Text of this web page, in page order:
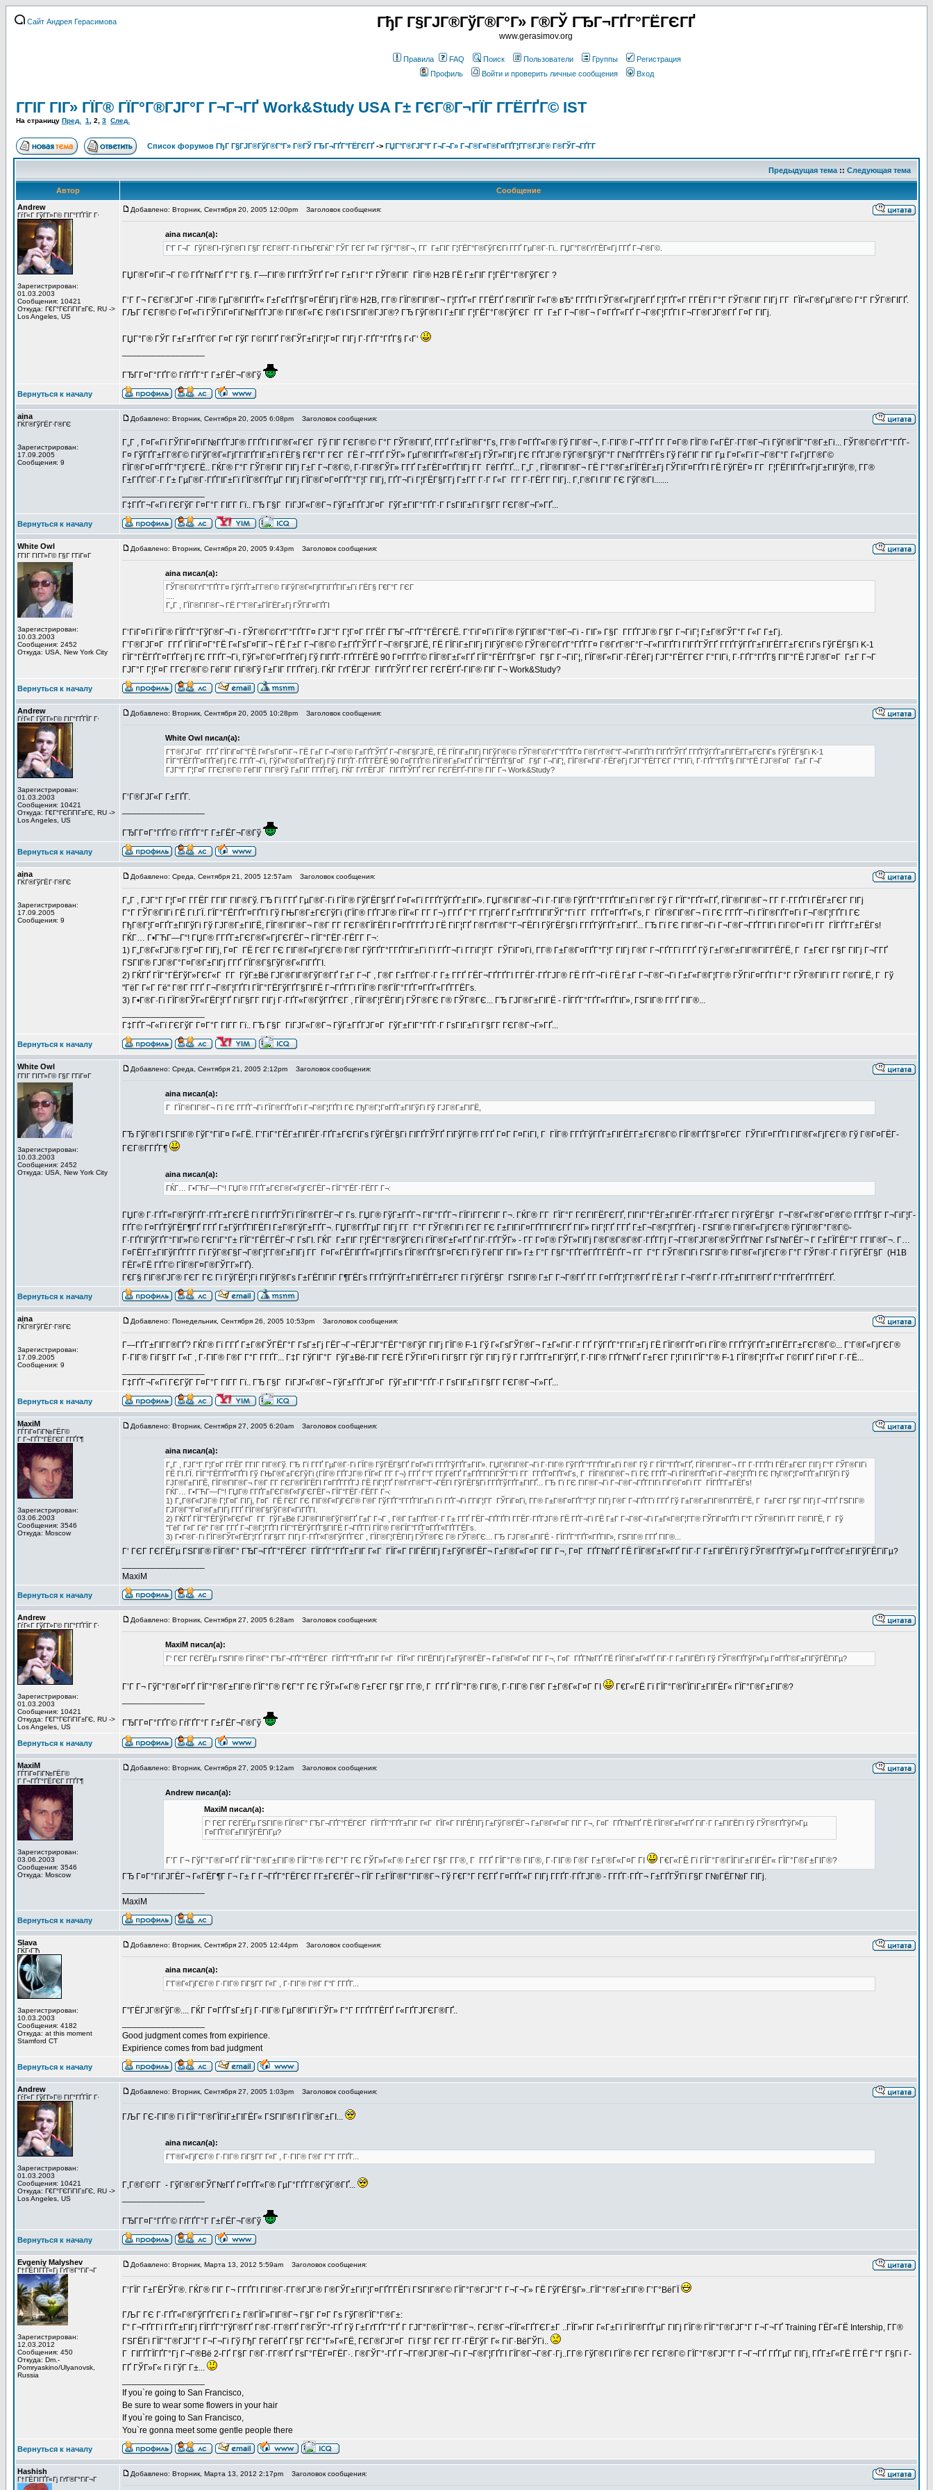
Сайт Андрея Герасимова ГђГ Г§ГЈГ®ГўГ®Г°Г» Г®ГЎ ГЂГ¬ГҐГ°ГЁГЄГҐ
www.gerasimov.org
Правила FAQ Поиск Пользователи Группы
Регистрация
Профиль
Войти и проверить личные сообщения Вход
ГГІГ ГІГ» ГЇГ® ГЇГ°Г®ГЈГ°Г Г¬Г¬ГҐ Work&Study USA Г± ГЄГ®Г¬ГЇГ Г­ГЁГҐГ© IST
На страницу Пред. 1 2 3 След.
Список форумов ГђГ Г§ГЈГ®ГўГ®Г°Г» Г®ГЎ ГЂГ¬ГҐГ°ГЁГЄГҐ-> ГЏГ°Г®ГЈГ°Г Г¬Г¬Г» Г¬Г®Г«Г®Г¤ГҐГ¦Г­Г®ГЈГ® Г®ГЎГ¬ГҐГ­Г
Предыдущая тема :: Следующая тема
Автор
Сообщение
Andrew
ГѓГ«Г ГўГ­Г»Г© ГІГ°ГҐГЇГ Г·
Зарегистрирован:
01.03.2003
Сообщения: 10421
Откуда: Г€Г°ГЄГіГІГ±ГЄ, RU ->
Los Angeles, US
Добавлено: Вторник, Сентября 20, 2005 12:00pm Заголовок сообщения:
aina писал(а):
Г‘Г Г¬Г ГўГ®ГІ-ГўГ®ГІ Г§Г ГЄГ®Г­Г·Гі ГЊГ€ГќГ’ ГЎГ ГЄГ Г«Г ГўГ°Г®Г¬, Г­Г Г±ГІГ Г¦ГЁГ°Г®ГўГЄГі Г­ГҐ ГµГ®Г·Гі.. ГЏГ°Г®ГґГЁГ«Гј Г­ГҐ Г¬Г®Г©.
ГЏГ®Г¤ГіГ¬Г Г© ГҐГ№ГҐ Г°Г Г§. Г—ГІГ® ГІГҐГЎГҐ Г¤Г Г±ГІ Г°Г ГЎГ®ГІГ ГЇГ® H2B ГЁ Г±ГІГ Г¦ГЁГ°Г®ГўГЄГ ?
Г‘Г Г¬ ГЄГ®ГЈГ¤Г -ГІГ® ГµГ®ГІГҐГ« Г±ГєГҐГ§Г¤ГЁГІГј ГЇГ® H2B, Г­Г® ГЇГ®ГІГ®Г¬ Г¦ГҐГ«Г Г­ГЁГҐ Г®ГІГЇГ Г«Г® вЂ“ Г­ГҐГІ ГЎГ®Г«ГјГёГҐ Г¦ГҐГ«Г Г­ГЁГї Г°Г ГЎГ®ГІГ ГІГј Г­Г ГЇГ«Г®ГµГ®Г© Г°Г ГЎГ®ГІГҐ.
ГЉГ ГЄГ®Г© Г¤Г«Гї ГЎГіГ¤ГіГ№ГҐГЈГ® ГІГ®Г«ГЄ Г®ГІ ГЅГІГ®ГЈГ®? ГЂ ГўГ®ГІ Г±ГІГ Г¦ГЁГ°Г®ГўГЄГ Г­Г Г±Г Г¬Г®Г¬ Г¤ГҐГ«ГҐ Г¬Г®Г¦ГҐГІ Г¬Г­Г®ГЈГ®ГҐ Г¤Г ГІГј.
ГЏГ°Г® ГЎГ Г±Г±ГҐГ©Г­ Г¤Г ГўГ Г©ГІГҐ Г®ГЎГ±ГіГ¦Г¤Г ГІГј Г·ГҐГ°ГҐГ§ Г‹Г‘
ГЂГ­Г¤Г°ГҐГ© ГѓГҐГ°Г Г±ГЁГ¬Г®Гў
Вернуться к началу
aina
ГЌГ®ГўГЁГ·Г®ГЄ
Зарегистрирован:
17.09.2005
Сообщения: 9
Добавлено: Вторник, Сентября 20, 2005 6:08pm Заголовок сообщения:
Г„Г , Г¤Г«Гї ГЎГіГ¤ГіГ№ГҐГЈГ® Г­ГҐГІ ГІГ®Г«ГЄГ Гў ГІГ ГЄГ®Г© Г°Г ГЎГ®ГІГҐ, Г­ГҐ Г±ГЇГ®Г°Гѕ, Г­Г® Г¤ГҐГ«Г® Гў ГІГ®Г¬, Г·ГІГ® Г¬Г­ГҐ Г­Г Г¤Г® ГЇГ® Г«ГЁГ·Г­Г®Г¬Гі ГўГ®ГЇГ°Г®Г±Гі... ГЎГ®Г©ГґГ°ГҐГ­
Г¤ ГўГҐГ±Г­Г®Г© ГіГўГ®Г«ГјГ­ГїГҐГІГ±Гї ГЁГ§ Г€Г°Г ГЄГ ГЁ Г¬Г­ГҐ ГЎГ» ГµГ®ГІГҐГ«Г®Г±Гј ГЎГ»ГІГј ГЄ ГҐГЈГ® ГўГ®Г§ГўГ°Г Г№ГҐГ­ГЁГѕ Гў ГёГІГ ГІГ Гµ Г¤Г«Гї Г¬Г®Г°Г Г«ГјГ­Г®Г©
ГЇГ®Г¤Г¤ГҐГ°Г¦ГЄГЁ.. ГЌГ® Г°Г ГЎГ®ГІГ ГІГј Г±Г Г¬Г®Г©, Г·ГІГ®ГЎГ» Г­ГҐ Г±ГЁГ¤ГҐГІГј Г­Г ГёГҐГҐ... Г„Г , ГЇГ®ГІГ®Г¬ ГЁ Г°Г®Г±ГЇГЁГ±Гј ГЎГіГ¤ГҐГІ ГЁ ГўГЁГ¤ Г­Г Г¦ГЁГІГҐГ«ГјГ±ГІГўГ®, Г­Г®
Г±ГҐГ©Г·Г Г± ГµГ®Г·ГҐГІГ±Гї ГЇГ®ГҐГµГ ГІГј ГЇГ®Г¤Г¤ГҐГ°Г¦Г ГІГј, ГҐГ¬Гі Г¦ГЁГ§Г­Гј Г±Г­Г Г·Г Г«Г Г­Г Г·ГЁГ­Г ГІГј.. Г‚Г®ГІ ГІГ ГЄ ГўГ®ГІ.......
Г‡ГҐГ¬Г«Гї ГЄГўГ Г¤Г°Г ГІГ­Г Гї.. ГЂ Г§Г ГіГЈГ«Г®Г¬ ГўГ±ГҐГЈГ¤Г ГўГ±ГІГ°ГҐГ·Г ГѕГІГ±Гї Г§Г­Г ГЄГ®Г¬Г»ГҐ...
Вернуться к началу
White Owl
ГГІГ ГІГ­Г»Г© Г§Г Г­ГіГ¤Г
Зарегистрирован:
10.03.2003
Сообщения: 2452
Откуда: USA, New York City
Добавлено: Вторник, Сентября 20, 2005 9:43pm Заголовок сообщения:
aina писал(а):
ГЎГ®Г©ГґГ°ГҐГ­Г¤ ГўГҐГ±Г­Г®Г© ГіГўГ®Г«ГјГ­ГїГҐГІГ±Гї ГЁГ§ Г€Г°Г ГЄГ
Г„Г , ГЇГ®ГІГ®Г¬ ГЁ Г°Г®Г±ГЇГЁГ±Гј ГЎГіГ¤ГҐГІ
Г‘ГіГ¤Гї ГЇГ® ГЇГҐГ°ГўГ®Г¬Гі - ГЎГ®Г©ГґГ°ГҐГ­Г¤ ГЈГ°Г Г¦Г¤Г Г­ГЁГ­ ГЂГ¬ГҐГ°ГЁГЄГЁ. Г‘ГіГ¤Гї ГЇГ® ГўГІГ®Г°Г®Г¬Гі - ГІГ» Г§Г Г­ГҐГЈГ® Г§Г Г¬ГіГ¦ Г±Г®ГЎГ°Г Г«Г Г±Гј.
Г’Г®ГЈГ¤Г Г­ГҐ ГЇГіГ¤Г°ГЁ Г«ГѕГ¤ГїГ¬ ГЁ Г±Г Г¬Г®Г© Г±ГҐГЎГҐ Г¬Г®Г§ГЈГЁ, ГЁ ГЇГіГ±ГІГј ГІГўГ®Г© ГЎГ®Г©ГґГ°ГҐГ­Г¤ Г®ГґГ®Г°Г¬Г«ГїГҐГІ ГІГҐГЎГҐ Г­ГҐГўГҐГ±ГІГЁГ­Г±ГЄГіГѕ ГўГЁГ§Гі K-1
ГЇГ°ГЁГҐГ¤ГҐГёГј ГЄ Г­ГҐГ¬Гі, ГўГ»Г©Г¤ГҐГёГј Гў ГІГҐГ·ГҐГ­ГЁГЁ 90 Г¤Г­ГҐГ© ГЇГ®Г±Г«ГҐ ГЇГ°ГЁГҐГ§Г¤Г Г§Г Г¬ГіГ¦, ГЇГ®Г«ГіГ·ГЁГёГј ГЈГ°ГЁГ­ГЄГ Г°ГІГі, Г·ГҐГ°ГҐГ§ ГІГ°ГЁ ГЈГ®Г¤Г Г±Г Г¬Г
ГЈГ°Г Г¦Г¤Г Г­ГЄГ®Г© ГёГІГ ГІГ®Гў Г±ГІГ Г­ГҐГёГј. ГЌГ ГґГЁГЈГ ГІГҐГЎГҐ ГЄГ ГЄГЁГҐ-ГІГ® ГІГ Г¬ Work&Study?
Вернуться к началу
Andrew
ГѓГ«Г ГўГ­Г»Г© ГІГ°ГҐГЇГ Г·
Зарегистрирован:
01.03.2003
Сообщения: 10421
Откуда: Г€Г°ГЄГіГІГ±ГЄ, RU ->
Los Angeles, US
Добавлено: Вторник, Сентября 20, 2005 10:28pm Заголовок сообщения:
White Owl писал(а):
Г’Г®ГЈГ¤Г Г­ГҐ ГЇГіГ¤Г°ГЁ Г«ГѕГ¤ГїГ¬ ГЁ Г±Г Г¬Г®Г© Г±ГҐГЎГҐ Г¬Г®Г§ГЈГЁ, ГЁ ГЇГіГ±ГІГј ГІГўГ®Г© ГЎГ®Г©ГґГ°ГҐГ­Г¤ Г®ГґГ®Г°Г¬Г«ГїГҐГІ ГІГҐГЎГҐ Г­ГҐГўГҐГ±ГІГЁГ­Г±ГЄГіГѕ ГўГЁГ§Гі K-1
ГЇГ°ГЁГҐГ¤ГҐГёГј ГЄ Г­ГҐГ¬Гі, ГўГ»Г©Г¤ГҐГёГј Гў ГІГҐГ·ГҐГ­ГЁГЁ 90 Г¤Г­ГҐГ© ГЇГ®Г±Г«ГҐ ГЇГ°ГЁГҐГ§Г¤Г Г§Г Г¬ГіГ¦, ГЇГ®Г«ГіГ·ГЁГёГј ГЈГ°ГЁГ­ГЄГ Г°ГІГі, Г·ГҐГ°ГҐГ§ ГІГ°ГЁ ГЈГ®Г¤Г Г±Г Г¬Г
ГЈГ°Г Г¦Г¤Г Г­ГЄГ®Г© ГёГІГ ГІГ®Гў Г±ГІГ Г­ГҐГёГј. ГЌГ ГґГЁГЈГ ГІГҐГЎГҐ ГЄГ ГЄГЁГҐ-ГІГ® ГІГ Г¬ Work&Study?
Г‘Г®ГЈГ«Г Г±ГҐГ­.
ГЂГ­Г¤Г°ГҐГ© ГѓГҐГ°Г Г±ГЁГ¬Г®Гў
Вернуться к началу
aina
ГЌГ®ГўГЁГ·Г®ГЄ
Зарегистрирован:
17.09.2005
Сообщения: 9
Добавлено: Среда, Сентября 21, 2005 12:57am Заголовок сообщения:
Г„Г , ГЈГ°Г Г¦Г¤Г Г­ГЁГ­ ГГІГ ГІГ®Гў. ГЂ Гї Г­ГҐ ГµГ®Г·Гі ГЇГ® ГўГЁГ§ГҐ Г¤Г«Гї Г­ГҐГўГҐГ±ГІГ». ГЏГ®ГІГ®Г¬Гі Г·ГІГ® ГўГҐГ°Г­ГҐГІГ±Гї Г®Г­ Гў Г ГЇГ°ГҐГ«ГҐ, ГЇГ®ГІГ®Г¬ Г­Г Г·Г­ГҐГІ ГЁГ±ГЄГ ГІГј
Г°Г ГЎГ®ГІГі ГЁ ГІ.ГЇ. ГЇГ°ГЁГҐГ¤ГҐГІ Гў ГЊГ®Г±ГЄГўГі (ГЇГ® ГҐГЈГ® ГЇГ«Г Г­Г Г¬) Г­ГҐ Г°Г Г­ГјГёГҐ Г±ГҐГ­ГІГїГЎГ°Гї Г­Г Г­ГҐГ¤ГҐГ«Гѕ, Г ГЇГ®ГІГ®Г¬ Гї ГЄ Г­ГҐГ¬Гі ГЇГ®ГҐГ¤Гі Г¬Г®Г¦ГҐГІ ГЄ
ГђГ®Г¦Г¤ГҐГ±ГІГўГі Гў ГЈГ®Г±ГІГЁ, ГЇГ®ГІГ®Г¬ Г®Г­ Г­Г ГЄГ®ГЇГЁГІ Г¤ГҐГ­ГҐГЈ ГЁ ГіГ¦ГҐ Г®ГґГ®Г°Г¬ГЁГІ ГўГЁГ§Гі Г­ГҐГўГҐГ±ГІГҐ... ГЂ Гї ГЄ ГІГ®Г¬Гі Г¬Г®Г¬ГҐГ­ГІГі ГіГ©Г¤Гі Г­Г ГЇГҐГ­Г±ГЁГѕ!
ГЌГ… Г•ГЋГ—Г“! ГЏГ® Г­ГҐГ±ГЄГ®Г«ГјГЄГЁГ¬ ГЇГ°ГЁГ·ГЁГ­Г Г¬:
1) Г„Г®Г«ГЈГ® Г¦Г¤Г ГІГј, Г¤Г ГЁ ГЄГ ГЄ ГІГ®Г«ГјГЄГ® Г®Г­ ГўГҐГ°Г­ГҐГІГ±Гї Гї ГҐГ¬Гі Г­ГіГ¦Г­Г ГЎГіГ¤Гі, Г­Г® Г±Г®Г¤ГҐГ°Г¦Г ГІГј Г®Г­ Г¬ГҐГ­Гї Г­ГҐ Гў Г±Г®Г±ГІГ®ГїГ­ГЁГЁ, Г Г±ГЄГ Г§Г ГІГј Г¬Г­ГҐ
ГЅГІГ® ГЈГ®Г°Г¤Г®Г±ГІГј Г­ГҐ ГЇГ®Г§ГўГ®Г«ГїГҐГІ.
2) ГЌГҐ ГЇГ°ГЁГўГ»ГЄГ«Г Г­Г ГўГ±Вё ГЈГ®ГІГ®ГўГ®ГҐ Г±Г Г¬Г , Г®Г­ Г±ГҐГ©Г·Г Г± Г­ГҐ ГЁГ¬ГҐГҐГІ Г­ГЁГ·ГҐГЈГ® ГЁ ГҐГ¬Гі ГЁ Г±Г Г¬Г®Г¬Гі Г±Г«Г®Г¦Г­Г® ГЎГіГ¤ГҐГІ Г°Г ГЎГ®ГІГі Г­Г Г©ГІГЁ, Г Гў
"ГёГ Г«Г Гё" Г®Г­ Г­ГҐ Г¬Г®Г¦ГҐГІ ГЇГ°ГЁГўГҐГ§ГІГЁ Г¬ГҐГ­Гї ГЇГ® Г®ГЇГ°ГҐГ¤ГҐГ«ГҐГ­ГЁГѕ.
3) Г•Г®Г·Гі ГЇГ®ГЎГ«ГЁГ¦ГҐ ГіГ§Г­Г ГІГј Г·ГҐГ«Г®ГўГҐГЄГ , ГЇГ®Г¦ГЁГІГј ГЎГ®ГЄ Г® ГЎГ®ГЄ... ГЂ ГЈГ®Г±ГІГЁ - ГЇГҐГ°ГҐГ«ГҐГІГ», ГЅГІГ® Г­ГҐ ГІГ®...
Г‡ГҐГ¬Г«Гї ГЄГўГ Г¤Г°Г ГІГ­Г Гї.. ГЂ Г§Г ГіГЈГ«Г®Г¬ ГўГ±ГҐГЈГ¤Г ГўГ±ГІГ°ГҐГ·Г ГѕГІГ±Гї Г§Г­Г ГЄГ®Г¬Г»ГҐ...
Вернуться к началу
White Owl
ГГІГ ГІГ­Г»Г© Г§Г Г­ГіГ¤Г
Зарегистрирован:
10.03.2003
Сообщения: 2452
Откуда: USA, New York City
Добавлено: Среда, Сентября 21, 2005 2:12pm Заголовок сообщения:
aina писал(а):
Г ГЇГ®ГІГ®Г¬ Гї ГЄ Г­ГҐГ¬Гі ГЇГ®ГҐГ¤Гі Г¬Г®Г¦ГҐГІ ГЄ ГђГ®Г¦Г¤ГҐГ±ГІГўГі Гў ГЈГ®Г±ГІГЁ,
ГЂ ГўГ®ГІ ГЅГІГ® ГўГ°ГїГ¤ Г«ГЁ. Г’ГіГ°ГЁГ±ГІГЁГ·ГҐГ±ГЄГіГѕ ГўГЁГ§Гі ГІГҐГЎГҐ ГїГўГ­Г® Г­ГҐ Г¤Г Г¤ГіГІ, Г ГЇГ® Г­ГҐГўГҐГ±ГІГЁГ­Г±ГЄГ®Г© ГЇГ®ГҐГ§Г¤ГЄГ ГЎГіГ¤ГҐГІ ГІГ®Г«ГјГЄГ® Гў Г®Г¤ГЁГ­
ГЄГ®Г­ГҐГ¶
aina писал(а):
ГЌГ… Г•ГЋГ—Г“! ГЏГ® Г­ГҐГ±ГЄГ®Г«ГјГЄГЁГ¬ ГЇГ°ГЁГ·ГЁГ­Г Г¬:
ГЏГ® Г·ГҐГ«Г®ГўГҐГ·ГҐГ±ГЄГЁ Гї ГІГҐГЎГї ГЇГ®Г­ГЁГ¬Г Гѕ. ГЏГ® ГўГ±ГҐГ¬ ГІГ°ГҐГ¬ ГЇГіГ­ГЄГІГ Г¬. ГЌГ® Г­Г ГЇГ°Г ГЄГІГЁГЄГҐ, ГІГіГ°ГЁГ±ГІГЁГ·ГҐГ±ГЄГ Гї ГўГЁГ§Г Г¬Г®Г«Г®Г¤Г®Г© Г­ГҐГ§Г Г¬ГіГ¦Г­
ГҐГ© Г¤ГҐГўГЁГ¶ГҐ Г­ГҐ Г±ГўГҐГІГЁГІ Г±Г®ГўГ±ГҐГ¬. ГЏГ®ГҐГµГ ГІГј Г­Г Г°Г ГЎГ®ГІГі ГЄГ ГЄ Г±ГІГіГ¤ГҐГ­ГІГЄГҐ ГІГ» ГіГ¦ГҐ Г­ГҐ Г±Г¬Г®Г¦ГҐГёГј - ГЅГІГ® ГІГ®Г«ГјГЄГ® ГўГІГ®Г°Г®Г©-
Г·ГҐГІГўГҐГ°ГІГ»Г© ГЄГіГ°Г± ГЇГ°ГЁГ­ГЁГ¬Г ГѕГІ. ГЌГ Г±ГІГ Г¦ГЁГ°Г®ГўГЄГі ГЇГ®Г±Г«ГҐ ГіГ·ГҐГЎГ» - Г­Г Г¤Г® ГЎГ»ГІГј Г®Г®Г®Г®Г·ГҐГ­Гј Г¬Г­Г®ГЈГ®Г®ГЎГҐГ№Г ГѕГ№ГЁГ¬ Г Г±ГЇГЁГ°Г Г­ГІГ®Г¬. Г…
Г¤ГЁГ­Г±ГІГўГҐГ­Г­Г Гї ГўГ®Г§Г¬Г®Г¦Г­Г®Г±ГІГј Г­Г Г¤Г«ГЁГІГҐГ«ГјГ­ГіГѕ ГЇГ®ГҐГ§Г¤ГЄГі Гў ГёГІГ ГІГ» Г± Г°Г Г§Г°ГҐГёГҐГ­ГЁГҐГ¬ Г­Г Г°Г ГЎГ®ГІГі ГЅГІГ® ГІГ®Г«ГјГЄГ® Г°Г ГЎГ®Г·Г Гї ГўГЁГ§Г (H1B
ГЁГ«ГЁ ГҐГ© ГЇГ®Г¤Г®ГЎГ­Г»ГҐ).
Г€Г§ ГІГ®ГЈГ® ГЄГ ГЄ Гї ГўГЁГ¦Гі ГІГўГ®Гѕ Г±ГЁГІГіГ Г¶ГЁГѕ Г­ГҐГўГҐГ±ГІГЁГ­Г±ГЄГ Гї ГўГЁГ§Г ГЅГІГ® Г±Г Г¬Г®ГҐ Г­Г Г¤ГҐГ¦Г­Г®ГҐ ГЁ Г±Г Г¬Г®ГҐ Г·ГҐГ±ГІГ­Г®ГҐ Г°ГҐГёГҐГ­ГЁГҐ.
Вернуться к началу
aina
ГЌГ®ГўГЁГ·Г®ГЄ
Зарегистрирован:
17.09.2005
Сообщения: 9
Добавлено: Понедельник, Сентября 26, 2005 10:53pm Заголовок сообщения:
Г—ГҐГ±ГІГ­Г®ГҐ? ГЌГ® Гї Г­ГҐ Г±Г®ГЎГЁГ°Г ГѕГ±Гј ГЁГ¬Г¬ГЁГЈГ°ГЁГ°Г®ГўГ ГІГј ГЇГ® F-1 Гў Г«ГѕГЎГ®Г¬ Г±Г«ГіГ·Г ГҐ ГўГҐГ°Г­ГіГ±Гј ГЁ ГЇГ®ГҐГ¤Гі ГЇГ® Г­ГҐГўГҐГ±ГІГЁГ­Г±ГЄГ®Г©... Г’Г®Г«ГјГЄГ®
Г·ГІГ® ГіГ§Г­Г Г«Г , Г·ГІГ® Г®Г­ Г°Г Г­ГҐГ­... Г‡Г ГўГІГ°Г ГўГ±Вё-ГІГ ГЄГЁ ГЎГіГ¤Гі ГіГ§Г­Г ГўГ ГІГј Гў Г ГЈГҐГ­Г±ГІГўГҐ, Г·ГІГ® ГҐГ№ГҐ Г±ГЄГ Г¦ГіГІ ГЇГ°Г® F-1 ГЇГ®Г¦ГҐГ«Г Г©ГІГҐ ГіГ¤Г Г·ГЁ...
Г‡ГҐГ¬Г«Гї ГЄГўГ Г¤Г°Г ГІГ­Г Гї.. ГЂ Г§Г ГіГЈГ«Г®Г¬ ГўГ±ГҐГЈГ¤Г ГўГ±ГІГ°ГҐГ·Г ГѕГІГ±Гї Г§Г­Г ГЄГ®Г¬Г»ГҐ...
Вернуться к началу
MaxiM
ГЃГіГ¤ГіГ№ГЁГ©
Г Г¬ГҐГ°ГЁГЄГ Г­ГҐГ¶
Зарегистрирован:
03.06.2003
Сообщения: 3546
Откуда: Moscow
Добавлено: Вторник, Сентября 27, 2005 6:20am Заголовок сообщения:
aina писал(а):
Г„Г , ГЈГ°Г Г¦Г¤Г Г­ГЁГ­ ГГІГ ГІГ®Гў. ГЂ Гї Г­ГҐ ГµГ®Г·Гі ГЇГ® ГўГЁГ§ГҐ Г¤Г«Гї Г­ГҐГўГҐГ±ГІГ». ГЏГ®ГІГ®Г¬Гі Г·ГІГ® ГўГҐГ°Г­ГҐГІГ±Гї Г®Г­ Гў Г ГЇГ°ГҐГ«ГҐ, ГЇГ®ГІГ®Г¬ Г­Г Г·Г­ГҐГІ ГЁГ±ГЄГ ГІГј Г°Г ГЎГ®ГІГі
ГЁ ГІ.ГЇ. ГЇГ°ГЁГҐГ¤ГҐГІ Гў ГЊГ®Г±ГЄГўГі (ГЇГ® ГҐГЈГ® ГЇГ«Г Г­Г Г¬) Г­ГҐ Г°Г Г­ГјГёГҐ Г±ГҐГ­ГІГїГЎГ°Гї Г­Г Г­ГҐГ¤ГҐГ«Гѕ, Г ГЇГ®ГІГ®Г¬ Гї ГЄ Г­ГҐГ¬Гі ГЇГ®ГҐГ¤Гі Г¬Г®Г¦ГҐГІ ГЄ ГђГ®Г¦Г¤ГҐГ±ГІГўГі Гў
ГЈГ®Г±ГІГЁ, ГЇГ®ГІГ®Г¬ Г®Г­ Г­Г ГЄГ®ГЇГЁГІ Г¤ГҐГ­ГҐГЈ ГЁ ГіГ¦ГҐ Г®ГґГ®Г°Г¬ГЁГІ ГўГЁГ§Гі Г­ГҐГўГҐГ±ГІГҐ... ГЂ Гї ГЄ ГІГ®Г¬Гі Г¬Г®Г¬ГҐГ­ГІГі ГіГ©Г¤Гі Г­Г ГЇГҐГ­Г±ГЁГѕ!
ГЌГ… Г•ГЋГ—Г“! ГЏГ® Г­ГҐГ±ГЄГ®Г«ГјГЄГЁГ¬ ГЇГ°ГЁГ·ГЁГ­Г Г¬:
1) Г„Г®Г«ГЈГ® Г¦Г¤Г ГІГј, Г¤Г ГЁ ГЄГ ГЄ ГІГ®Г«ГјГЄГ® Г®Г­ ГўГҐГ°Г­ГҐГІГ±Гї Гї ГҐГ¬Гі Г­ГіГ¦Г­Г ГЎГіГ¤Гі, Г­Г® Г±Г®Г¤ГҐГ°Г¦Г ГІГј Г®Г­ Г¬ГҐГ­Гї Г­ГҐ Гў Г±Г®Г±ГІГ®ГїГ­ГЁГЁ, Г Г±ГЄГ Г§Г ГІГј Г¬Г­ГҐ ГЅГІГ®
ГЈГ®Г°Г¤Г®Г±ГІГј Г­ГҐ ГЇГ®Г§ГўГ®Г«ГїГҐГІ.
2) ГЌГҐ ГЇГ°ГЁГўГ»ГЄГ«Г Г­Г ГўГ±Вё ГЈГ®ГІГ®ГўГ®ГҐ Г±Г Г¬Г , Г®Г­ Г±ГҐГ©Г·Г Г± Г­ГҐ ГЁГ¬ГҐГҐГІ Г­ГЁГ·ГҐГЈГ® ГЁ ГҐГ¬Гі ГЁ Г±Г Г¬Г®Г¬Гі Г±Г«Г®Г¦Г­Г® ГЎГіГ¤ГҐГІ Г°Г ГЎГ®ГІГі Г­Г Г©ГІГЁ, Г Гў
"ГёГ Г«Г Гё" Г®Г­ Г­ГҐ Г¬Г®Г¦ГҐГІ ГЇГ°ГЁГўГҐГ§ГІГЁ Г¬ГҐГ­Гї ГЇГ® Г®ГЇГ°ГҐГ¤ГҐГ«ГҐГ­ГЁГѕ.
3) Г•Г®Г·Гі ГЇГ®ГЎГ«ГЁГ¦ГҐ ГіГ§Г­Г ГІГј Г·ГҐГ«Г®ГўГҐГЄГ , ГЇГ®Г¦ГЁГІГј ГЎГ®ГЄ Г® ГЎГ®ГЄ... ГЂ ГЈГ®Г±ГІГЁ - ГЇГҐГ°ГҐГ«ГҐГІГ», ГЅГІГ® Г­ГҐ ГІГ®...
Г‘ ГЄГ ГЄГЁГµ ГЅГІГ® ГЇГ®Г° ГЂГ¬ГҐГ°ГЁГЄГ ГЇГҐГ°ГҐГ±ГІГ Г«Г ГЇГ«Г ГІГЁГІГј Г±ГўГ®ГЁГ¬ Г±Г®Г«Г¤Г ГІГ Г¬, Г¤Г ГҐГ№ГҐ ГЁ ГЇГ®Г±Г«ГҐ ГіГ·Г Г±ГІГЁГї Гў ГЎГ®ГҐГўГ»Гµ Г¤ГҐГ©Г±ГІГўГЁГїГµ?
MaxiM
Вернуться к началу
Andrew
ГѓГ«Г ГўГ­Г»Г© ГІГ°ГҐГЇГ Г·
Зарегистрирован:
01.03.2003
Сообщения: 10421
Откуда: Г€Г°ГЄГіГІГ±ГЄ, RU ->
Los Angeles, US
Добавлено: Вторник, Сентября 27, 2005 6:28am Заголовок сообщения:
MaxiM писал(а):
Г‘ ГЄГ ГЄГЁГµ ГЅГІГ® ГЇГ®Г° ГЂГ¬ГҐГ°ГЁГЄГ ГЇГҐГ°ГҐГ±ГІГ Г«Г ГЇГ«Г ГІГЁГІГј Г±ГўГ®ГЁГ¬ Г±Г®Г«Г¤Г ГІГ Г¬, Г¤Г ГҐГ№ГҐ ГЁ ГЇГ®Г±Г«ГҐ ГіГ·Г Г±ГІГЁГї Гў ГЎГ®ГҐГўГ»Гµ Г¤ГҐГ©Г±ГІГўГЁГїГµ?
Г’Г Г¬ ГўГ°Г®Г¤ГҐ ГЇГ°Г®Г±ГІГ® ГЇГ°Г® Г€Г°Г ГЄ ГЎГ»Г«Г® Г±ГЄГ Г§Г Г­Г®, Г Г­ГҐ ГЇГ°Г® ГІГ®, Г·ГІГ® Г®Г­ Г±Г®Г«Г¤Г ГІ
Г€Г«ГЁ Гї ГЇГ°Г®ГЇГіГ±ГІГЁГ« ГЇГ°Г®Г±ГІГ®?
ГЂГ­Г¤Г°ГҐГ© ГѓГҐГ°Г Г±ГЁГ¬Г®Гў
Вернуться к началу
MaxiM
ГЃГіГ¤ГіГ№ГЁГ©
Г Г¬ГҐГ°ГЁГЄГ Г­ГҐГ¶
Зарегистрирован:
03.06.2003
Сообщения: 3546
Откуда: Moscow
Добавлено: Вторник, Сентября 27, 2005 9:12am Заголовок сообщения:
Andrew писал(а):
MaxiM писал(а):
Г‘ ГЄГ ГЄГЁГµ ГЅГІГ® ГЇГ®Г° ГЂГ¬ГҐГ°ГЁГЄГ ГЇГҐГ°ГҐГ±ГІГ Г«Г ГЇГ«Г ГІГЁГІГј Г±ГўГ®ГЁГ¬ Г±Г®Г«Г¤Г ГІГ Г¬, Г¤Г ГҐГ№ГҐ ГЁ ГЇГ®Г±Г«ГҐ ГіГ·Г Г±ГІГЁГї Гў ГЎГ®ГҐГўГ»Гµ
Г¤ГҐГ©Г±ГІГўГЁГїГµ?
Г’Г Г¬ ГўГ°Г®Г¤ГҐ ГЇГ°Г®Г±ГІГ® ГЇГ°Г® Г€Г°Г ГЄ ГЎГ»Г«Г® Г±ГЄГ Г§Г Г­Г®, Г Г­ГҐ ГЇГ°Г® ГІГ®, Г·ГІГ® Г®Г­ Г±Г®Г«Г¤Г ГІ
Г€Г«ГЁ Гї ГЇГ°Г®ГЇГіГ±ГІГЁГ« ГЇГ°Г®Г±ГІГ®?
ГЂ Г¤Г°ГіГЈГЁГ¬ Г«ГЁГ¶Г Г¬ Г± Г Г¬ГҐГ°ГЁГЄГ Г­Г±ГЄГЁГ¬ ГЇГ Г±ГЇГ®Г°ГІГ®Г¬ Гў Г€Г°Г ГЄГҐ Г¤ГҐГ«Г ГІГј Г­ГҐГ·ГҐГЈГ® - Г­ГҐГ·ГҐГ¬ Г±ГҐГЎГї Г§Г Г№ГЁГ№Г ГІГј.
MaxiM
Вернуться к началу
Slava
ГЌГ‹ГЋ
Зарегистрирован:
10.03.2003
Сообщения: 4182
Откуда: at this moment
Stamford CT
Добавлено: Вторник, Сентября 27, 2005 12:44pm Заголовок сообщения:
aina писал(а):
Г’Г®Г«ГјГЄГ® Г·ГІГ® ГіГ§Г­Г Г«Г , Г·ГІГ® Г®Г­ Г°Г Г­ГҐГ­...
Г”ГЁГЈГ®ГўГ®.... ГЌГ Г¤ГҐГѕГ±Гј Г·ГІГ® ГµГ®ГІГї ГЎГ» Г°Г Г­ГҐГ­ГЁГҐ Г«ГҐГЈГЄГ®ГҐ..
Good judgment comes from expirience.
Expirience comes from bad judgment
Вернуться к началу
Andrew
ГѓГ«Г ГўГ­Г»Г© ГІГ°ГҐГЇГ Г·
Зарегистрирован:
01.03.2003
Сообщения: 10421
Откуда: Г€Г°ГЄГіГІГ±ГЄ, RU ->
Los Angeles, US
Добавлено: Вторник, Сентября 27, 2005 1:03pm Заголовок сообщения:
ГЉГ ГЄ-ГІГ® Гї ГЇГ°Г®ГЇГіГ±ГІГЁГ« ГЅГІГ®ГІ ГЇГ®Г±ГІ...
aina писал(а):
Г’Г®Г«ГјГЄГ® Г·ГІГ® ГіГ§Г­Г Г«Г , Г·ГІГ® Г®Г­ Г°Г Г­ГҐГ­...
Г‚Г®Г©Г­Г - ГўГ®Г®ГЎГ№ГҐ Г¤ГҐГ«Г® ГµГ°ГҐГ­Г®ГўГ®ГҐ...
ГЂГ­Г¤Г°ГҐГ© ГѓГҐГ°Г Г±ГЁГ¬Г®Гў
Вернуться к началу
Evgeniy Malyshev
Г†ГЁГІГҐГ«Гј ГґГ®Г°ГіГ¬Г
Зарегистрирован:
12.03.2012
Сообщения: 450
Откуда: Dm.-
Pomryaskino/Ulyanovsk,
Russia
Добавлено: Вторник, Марта 13, 2012 5:59am Заголовок сообщения:
Г‘ГЇГ Г±ГЁГЎГ®. ГЌГ® ГІГ Г¬ Г­ГҐГІ ГІГ®Г·Г­Г®ГЈГ® Г®ГЎГ±ГіГ¦Г¤ГҐГ­ГЁГї ГЅГІГ®Г© ГЇГ°Г®ГЈГ°Г Г¬Г¬Г» ГЁ ГўГЁГ§Г»..ГЇГ°Г®Г±ГІГ® Г’Г°ВёГЇ
ГЉГ ГЄ Г·ГҐГ«Г®ГўГҐГЄГі Г± Г®ГЇГ»ГІГ®Г¬ Г§Г Г¤Г Гѕ ГўГ®ГЇГ°Г®Г±:
Г“ Г¬ГҐГ­Гї ГҐГ±ГІГј ГЇГҐГ°ГўГ®ГҐ Г®Г·Г­Г®ГҐ Г®ГЎГ°-ГҐ Гў Г±ГґГҐГ°ГҐ Г ГЈГ°Г®ГЇГ°Г®Г¬. ГЄГ®Г¬ГЇГ«ГҐГЄГ±Г ..ГЇГ»ГІГ Г«Г±Гї ГЇГ®ГҐГµГ ГІГј ГЇГ® ГЇГ°Г®ГЈГ°Г Г¬Г¬ГҐ Training ГЁГ«ГЁ Intership, Г­Г®
ГЅГЁГі ГЇГ°Г®ГЈГ°Г Г¬Г¬Гі Гў ГђГ ГёГёГҐ Г§Г ГЄГ°Г»Г«ГЁ, ГЄГ®ГЈГ¤Г Гї Г§Г ГЄГ Г­Г·ГЁГўГ Г« ГіГ·ВёГЎГі..
Г ГІГҐГЇГҐГ°Гј Г¬Г®Вё 2-ГҐ Г§Г Г®Г·Г­Г®ГҐ ГѕГ°ГЁГ¤ГЁГ·. Г®ГЎГ°-ГҐ Г¬Г­Г®ГЈГ®Г¬Гі Г¬Г®Г¦ГҐГІ ГЇГ®Г¬Г®Г·Гј..Г­Г® ГўГ®ГІ ГЇГ® ГЄГ ГЄГ®Г© ГЇГ°Г®ГЈГ°Г Г¬Г¬ГҐ ГҐГµГ ГІГј, ГҐГ±Г«ГЁ Г­ГЁ Г°Г Г§Гі Г­
ГҐ ГЎГ»Г« Гі ГўГ Г±...
If you`re going to San Francisco,
Be sure to wear some flowers in your hair
If you`re going to San Francisco,
You`re gonna meet some gentle people there
Вернуться к началу
Hashish
Г†ГЁГІГҐГ«Гј ГґГ®Г°ГіГ¬Г
Добавлено: Вторник, Марта 13, 2012 2:17pm Заголовок сообщения: